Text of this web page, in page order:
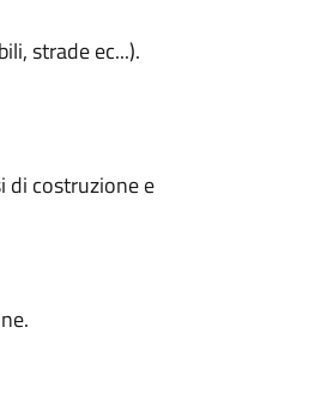
strade ec...).
di costruzione e